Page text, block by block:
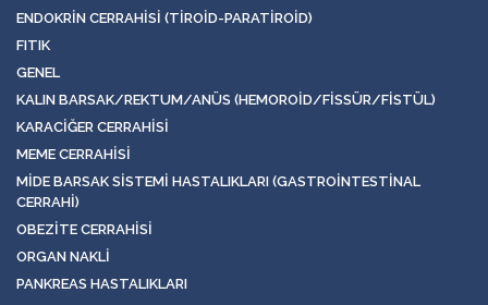
ENDOKRIN CERRAHISI (TIROID-PARATIROID)
FITIK
GENEL
KALIN BARSAK/REKTUM/ANÜS (HEMOROID/FISSÜR/FISTÜL)
KARACIĞER CERRAHISI
MEME CERRAHISI
MIDE BARSAK SISTEMI HASTALIKLARI (GASTROINTESTINAL
CERRAHI)
OBEZITE CERRAHISI
ORGAN NAKLI
PANKREAS HASTALIKLARI